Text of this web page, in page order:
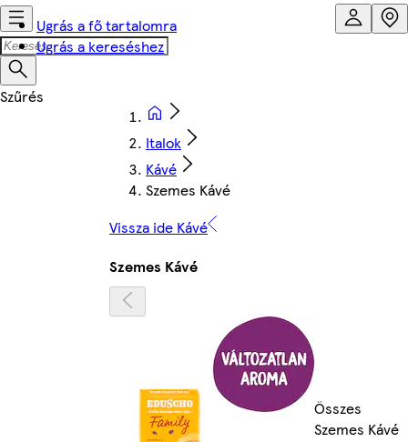
Ugrás a fő tartalomra
Ugrás a kereséshez
Italok
Kávé
Szemes Kávé
Vissza ide Kávé
Szemes Kávé
Összes
Szemes Kávé